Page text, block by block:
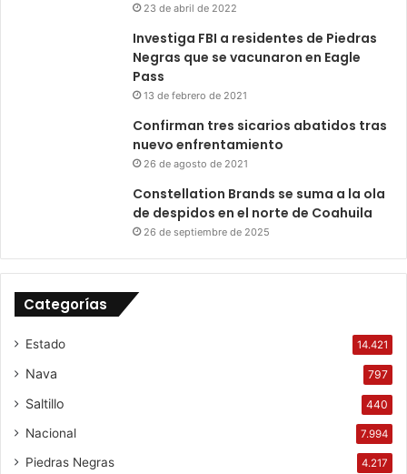
23 de abril de 2022
Investiga FBI a residentes de Piedras
Negras que se vacunaron en Eagle
Pass
13 de febrero de 2021
Confirman tres sicarios abatidos tras
nuevo enfrentamiento
26 de agosto de 2021
Constellation Brands se suma a la ola
de despidos en el norte de Coahuila
26 de septiembre de 2025
Categorías
Estado 14.421
Nava 797
Saltillo 440
Nacional 7.994
Piedras Negras 4.217